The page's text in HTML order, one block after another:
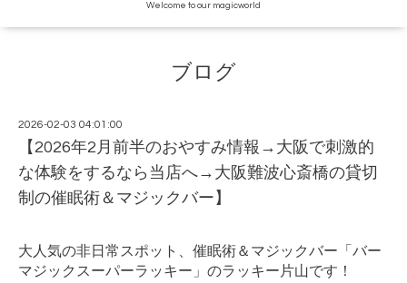
Welcome to our magicworld
ブログ
2026-02-03 04:01:00
【2026年2月前半のおやすみ情報→大阪で刺激的
な体験をするなら当店へ→大阪難波心斎橋の貸切
制の催眠術＆マジックバー】
大人気の非日常スポット、催眠術＆マジックバー「バー
マジックスーパーラッキー」のラッキー片山です！